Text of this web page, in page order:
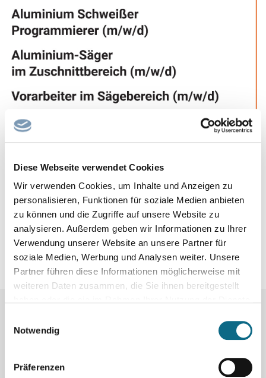
Diese Webseite verwendet Cookies
Wir verwenden Cookies, um Inhalte und Anzeigen zu
personalisieren, Funktionen für soziale Medien anbieten
zu können und die Zugriffe auf unsere Website zu
analysieren. Außerdem geben wir Informationen zu Ihrer
Verwendung unserer Website an unsere Partner für
soziale Medien, Werbung und Analysen weiter. Unsere
Partner führen diese Informationen möglicherweise mit
weiteren Daten zusammen, die Sie ihnen bereitgestellt
Notwendig
Präferenzen